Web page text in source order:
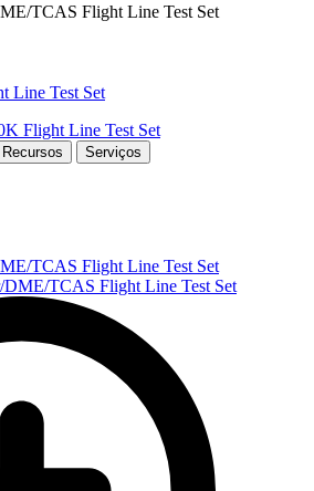
TCAS Flight Line Test Set
Flight Line Test Set
Recursos
Serviços
TCAS Flight Line Test Set